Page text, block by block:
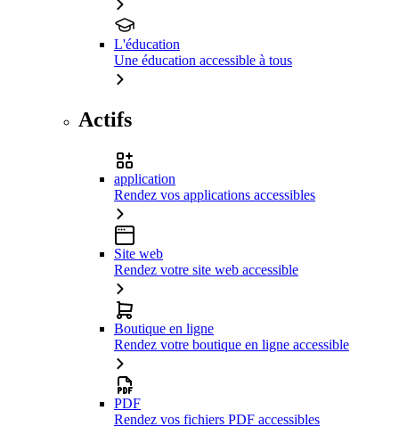
L'éducation
Une éducation accessible à tous
Actifs
application
Rendez vos applications accessibles
Site web
Rendez votre site web accessible
Boutique en ligne
Rendez votre boutique en ligne accessible
PDF
Rendez vos fichiers PDF accessibles